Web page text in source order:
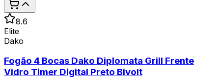
8.6
Elite
Dako
Fogão 4 Bocas Dako Diplomata Grill Frente
Vidro Timer Digital Preto Bivolt